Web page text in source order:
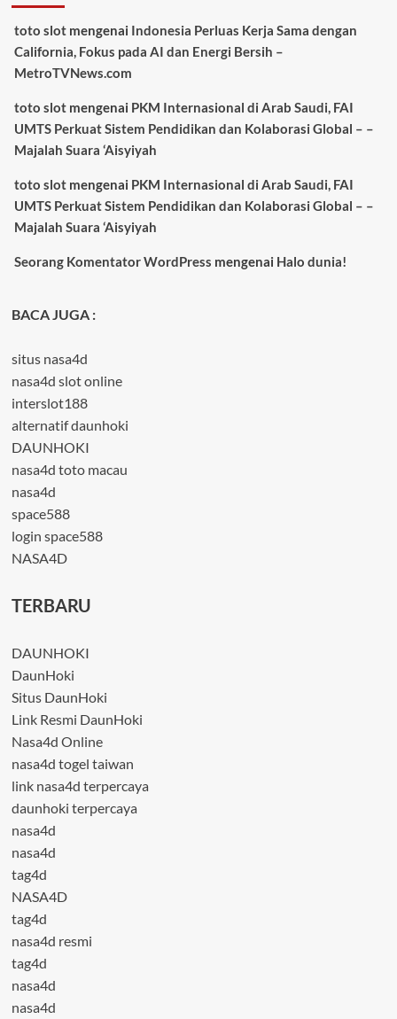
toto slotmengenai Indonesia Perluas Kerja Sama dengan
California, Fokus pada AI dan Energi Bersih –
MetroTVNews.com
toto slotmengenai PKM Internasional di Arab Saudi, FAI
UMTS Perkuat Sistem Pendidikan dan Kolaborasi Global – –
Majalah Suara ‘Aisyiyah
toto slotmengenai PKM Internasional di Arab Saudi, FAI
UMTS Perkuat Sistem Pendidikan dan Kolaborasi Global – –
Majalah Suara ‘Aisyiyah
Seorang Komentator WordPress mengenai Halo dunia!
BACA JUGA :
situs nasa4d
nasa4d slot online
interslot188
alternatif daunhoki
DAUNHOKI
nasa4d toto macau
nasa4d
space588
login space588
NASA4D
TERBARU
DAUNHOKI
DaunHoki
Situs DaunHoki
Link Resmi DaunHoki
Nasa4d Online
nasa4d togel taiwan
link nasa4d terpercaya
daunhoki terpercaya
nasa4d
nasa4d
tag4d
NASA4D
tag4d
nasa4d resmi
tag4d
nasa4d
nasa4d